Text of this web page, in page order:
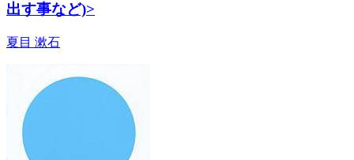
出す事など)>
夏目 漱石